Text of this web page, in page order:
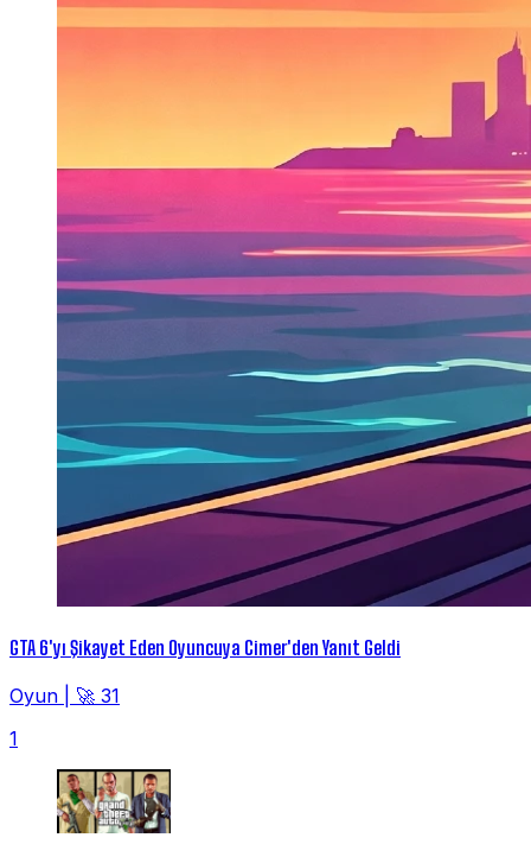
GTA 6'yı Şikayet Eden Oyuncuya Cimer'den Yanıt Geldi
Oyun
🚀 31
1